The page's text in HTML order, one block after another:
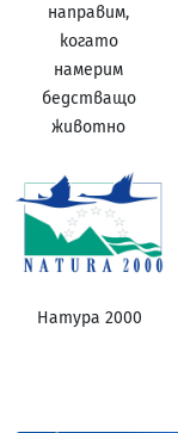
направим,
когато
намерим
бедстващо
животно
Натура 2000